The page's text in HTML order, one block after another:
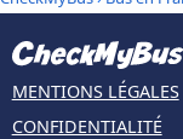
MENTIONS LÉGALES
CONFIDENTIALITÉ